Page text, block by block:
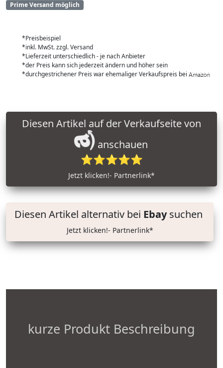
Prime Versand möglich
*Preisbeispiel
*inkl. MwSt. zzgl. Versand
*Lieferzeit unterschiedlich - je nach Anbieter
*der Preis kann sich jederzeit ändern und höher sein
*durchgestrichener Preis war ehemaliger Verkaufspreis bei
anschauen
⭐⭐⭐⭐⭐
Jetzt klicken!- Partnerlink*
Diesen Artikel alternativ bei Ebaysuchen
Jetzt klicken!- Partnerlink*
kurze Produkt Beschreibung